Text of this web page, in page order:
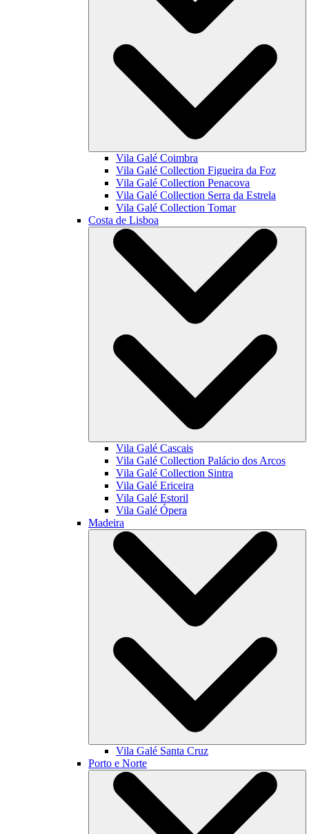
Vila Galé Coimbra
Vila Galé Collection Figueira da Foz
Vila Galé Collection Penacova
Vila Galé Collection Serra da Estrela
Vila Galé Collection Tomar
Costa de Lisboa
Vila Galé Cascais
Vila Galé Collection Palácio dos Arcos
Vila Galé Collection Sintra
Vila Galé Ericeira
Vila Galé Estoril
Vila Galé Ópera
Madeira
Vila Galé Santa Cruz
Porto e Norte